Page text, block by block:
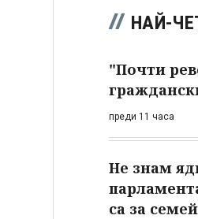
НАЙ-
"Почти
преди 11 часа
Не знам
са за